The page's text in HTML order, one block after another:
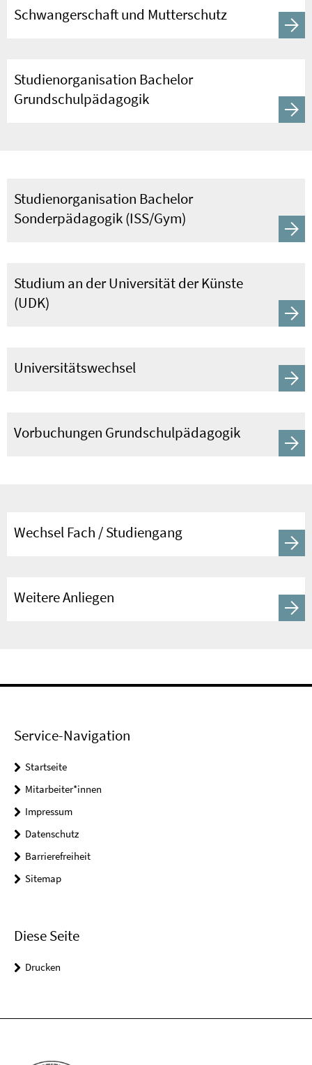
Schwangerschaft und Mutterschutz
Studienorganisation Bachelor
Grundschulpädagogik
Studienorganisation Bachelor
Sonderpädagogik (ISS/Gym)
Studium an der Universität der Künste
(UDK)
Universitätswechsel
Vorbuchungen Grundschulpädagogik
Wechsel Fach / Studiengang
Weitere Anliegen
Service-Navigation
Startseite
Mitarbeiter*innen
Impressum
Datenschutz
Barrierefreiheit
Sitemap
Diese Seite
Drucken